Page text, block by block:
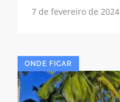
7 de fevereiro de 2024
ONDE FICAR